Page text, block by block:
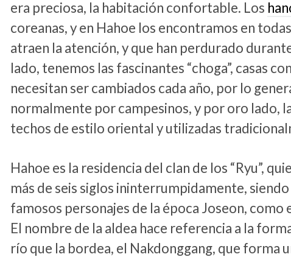
era preciosa, la habitación confortable. Los
coreanas, y en Hahoe los encontramos en
atraen la atención, y que han perdurado
lado, tenemos las fascinantes “choga”, casas
necesitan ser cambiados cada año, por lo
normalmente por campesinos, y por oro lado,
techos de estilo oriental y utilizadas
Hahoe es la residencia del clan de los “Ryu”,
más de seis siglos ininterrumpidamente,
famosos personajes de la época Joseon,
El nombre de la aldea hace referencia a la
río que la bordea, el Nakdonggang, que forma